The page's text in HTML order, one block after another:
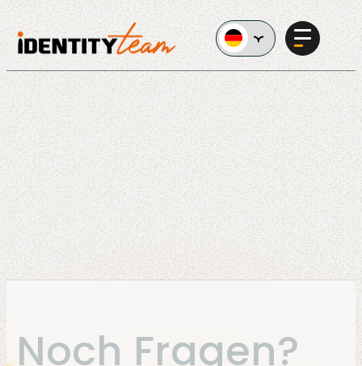
KI im
Noch Fragen?